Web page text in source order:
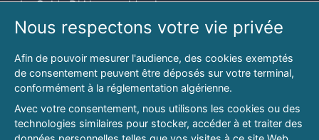
Le Guide D'Alger, guide-alger.com
NOS RÉSEAUX SOCIAUX
Notre page Facebook
Notre page LinkedIn
Notre page Instagram
Nous respectons votre vie privée
Afin de pouvoir mesurer l'audience, des cookies exemptés
de consentement peuvent être déposés sur votre terminal,
conformément à la réglementation algérienne.
Avec votre consentement, nous utilisons les cookies ou des
technologies similaires pour stocker, accéder à et traiter des